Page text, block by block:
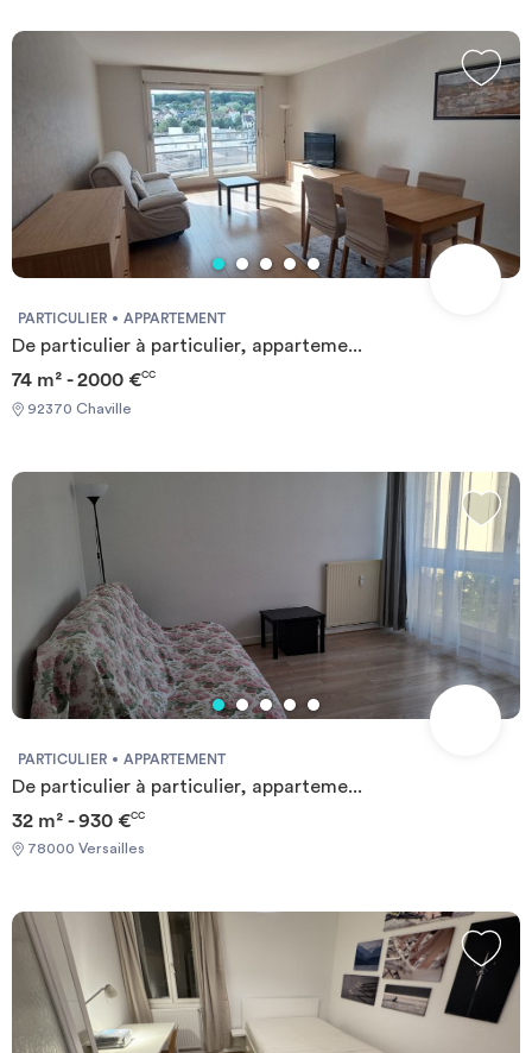
PARTICULIER APPARTEMENT
De particulier à particulier, apparteme...
74 m² - 2000 €CC
92370 Chaville
PARTICULIER APPARTEMENT
De particulier à particulier, apparteme...
32 m² - 930 €CC
78000 Versailles